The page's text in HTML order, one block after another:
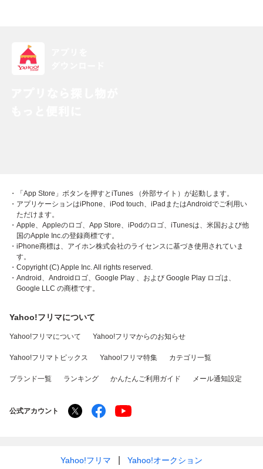
・「App Store」ボタンを押すとiTunes （外部サイト）が起動します。
・アプリケーションはiPhone、iPod touch、iPadまたはAndroidでご利用い
ただけます。
・Apple、Appleのロゴ、App Store、iPodのロゴ、iTunesは、米国および他
国のApple Inc.の登録商標です。
・iPhone商標は、アイホン株式会社のライセンスに基づき使用されていま
す。
・Copyright (C) Apple Inc. All rights reserved.
・Android、Androidロゴ、Google Play 、および Google Play ロゴは、
Google LLC の商標です。
Yahoo!フリマについて
Yahoo!フリマについて Yahoo!フリマからのお知らせ
Yahoo!フリマトピックス Yahoo!フリマ特集 カテゴリ一覧
ブランド一覧 ランキング かんたんご利用ガイド メール通知設定
公式アカウント
Yahoo!フリマ Yahoo!オークション